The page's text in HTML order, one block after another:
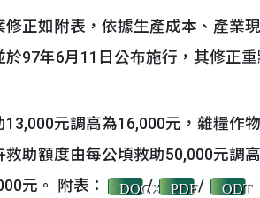
如附表，依據生產成本、產業
97年6月11日公布施行，其修正重
元調高為16,000元，雜糧作
助額度由每公頃救助50,000元調
元。 附表：
DOCX
/ PDF/ ODT